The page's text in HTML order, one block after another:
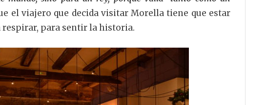
el viajero que decida visitar Morella tiene que estar
respirar, para sentir la historia.